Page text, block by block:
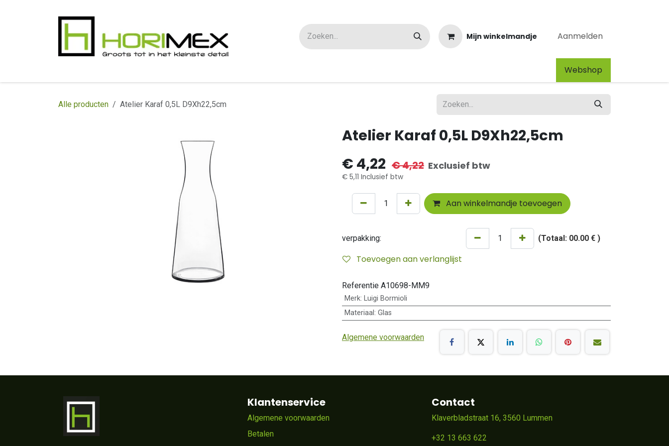
Mijn winkelmandje Aanmelden
Webshop​
Alle producten Atelier Karaf 0,5L D9Xh22,5cm
Atelier Karaf 0,5L D9Xh22,5cm
€ 4,22 €4,22 Exclusief btw
€ 5,11 Inclusief btw
Aan winkelmandje toevoegen
verpakking: (Totaal: 00.00 € )
Toevoegen aan verlanglijst
Referentie A10698-MM9
Merk: Luigi Bormioli
Materiaal : Glas
Algemene voorwaarden
Klantenservice
Algemene voorwaarden
Betalen
Contact
Klaverbladstraat 16, 3560 Lummen
+32 13 663 622